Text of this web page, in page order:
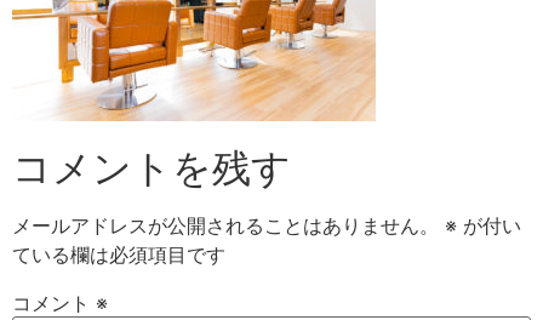
コメントを残す
メールアドレスが公開されることはありません。 ※ が付い
ている欄は必須項目です
コメント ※